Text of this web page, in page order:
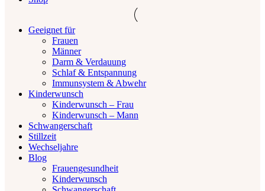
Geeignet für
Frauen
Männer
Darm & Verdauung
Schlaf & Entspannung
Immunsystem & Abwehr
Kinderwunsch
Kinderwunsch – Frau
Kinderwunsch – Mann
Schwangerschaft
Stillzeit
Wechseljahre
Blog
Frauengesundheit
Kinderwunsch